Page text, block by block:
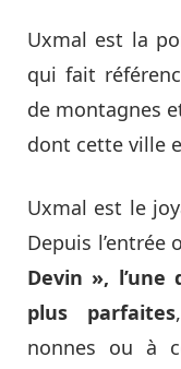
Uxmal est la
qui fait
de montagnes
dont cette ville
Uxmal est le
Depuis l’entrée
Devin », l’une
plus parfaites
nonnes ou à